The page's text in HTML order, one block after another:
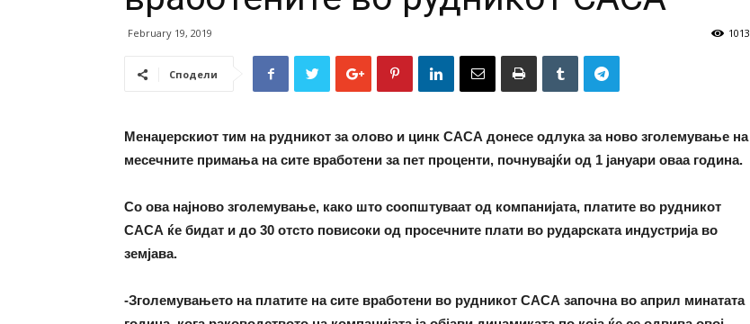
February 19, 2019 1013
Сподели
Менаџерскиот тим на рудникот за олово и цинк САСА донесе одлука за ново зголемување на
месечните примања на сите вработени за пет проценти, почнувајќи од 1 јануари оваа година.
Со ова најново зголемување, како што соопштуваат од компанијата, платите во рудникот
САСА ќе бидат и до 30 отсто повисоки од просечните плати во рударската индустрија во
земјава.
-Зголемувањето на платите на сите вработени во рудникот САСА започна во април минатата